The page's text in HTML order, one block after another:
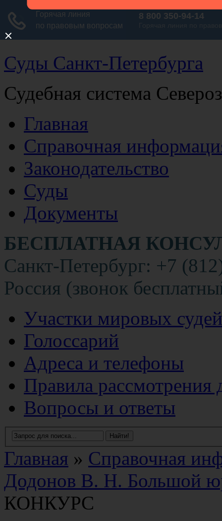
Суды Санкт-Петербурга
Судебная система
Главная
Справочная
Законодательство
Суды
Документы
БЕСПЛАТНАЯ
Санкт-Петербург: +7
Россия (звонок
Участки мировых судей
Голоссарий
Адреса и телефоны
Правила рассмотрения
Вопросы и ответы
Главная » Справочная
Додонов В. Н. Большой
КОНКУРС